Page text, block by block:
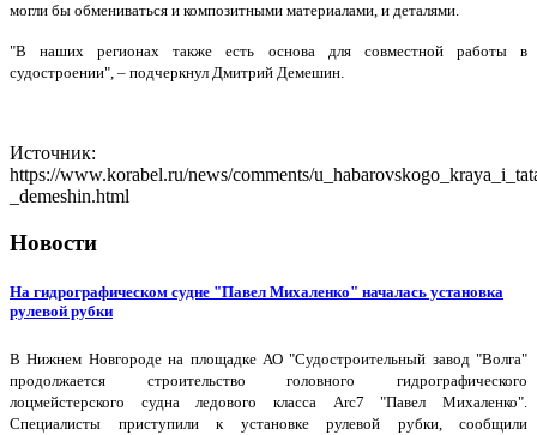
могли бы обмениваться и композитными материалами, и деталями.
"В наших регионах также есть основа для совместной работы в
судостроении", – подчеркнул Дмитрий Демешин.
Источник:
https://www.korabel.ru/news/comments/
_demeshin.html
Новости
На гидрографическом судне "Павел Михаленко" началась установка
рулевой рубки
В Нижнем Новгороде на площадке АО "Судостроительный завод "Волга"
продолжается строительство головного гидрографического
лоцмейстерского судна ледового класса Arc7 "Павел Михаленко".
Специалисты приступили к установке рулевой рубки, сообщили